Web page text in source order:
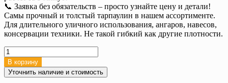
📞 Заявка без обязательств – просто узнайте цену и детали!
Самы прочный и толстый тарпаулин в нашем ассортименте.
Для длительного уличного использования, ангаров, навесов,
консервации техники. Не такой гибкий как другие плотности.
Количество
товара
Тент
тарпаулин
В корзину
Уточнить наличие и стоимость